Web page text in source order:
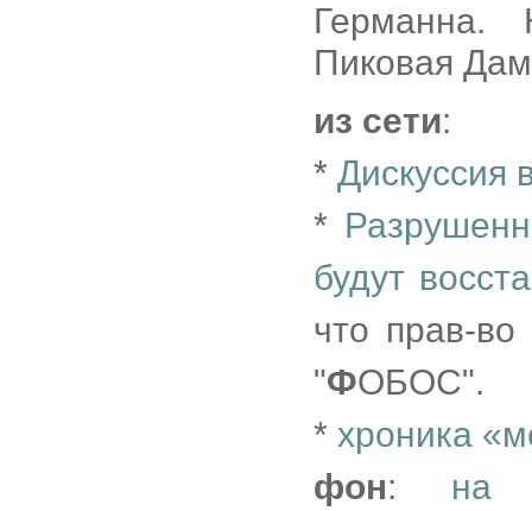
Германна.
Пиковая
из сети:
* Дискуссия
*
будут
что прав-
"ФОБОС".
* хроника
фон: на